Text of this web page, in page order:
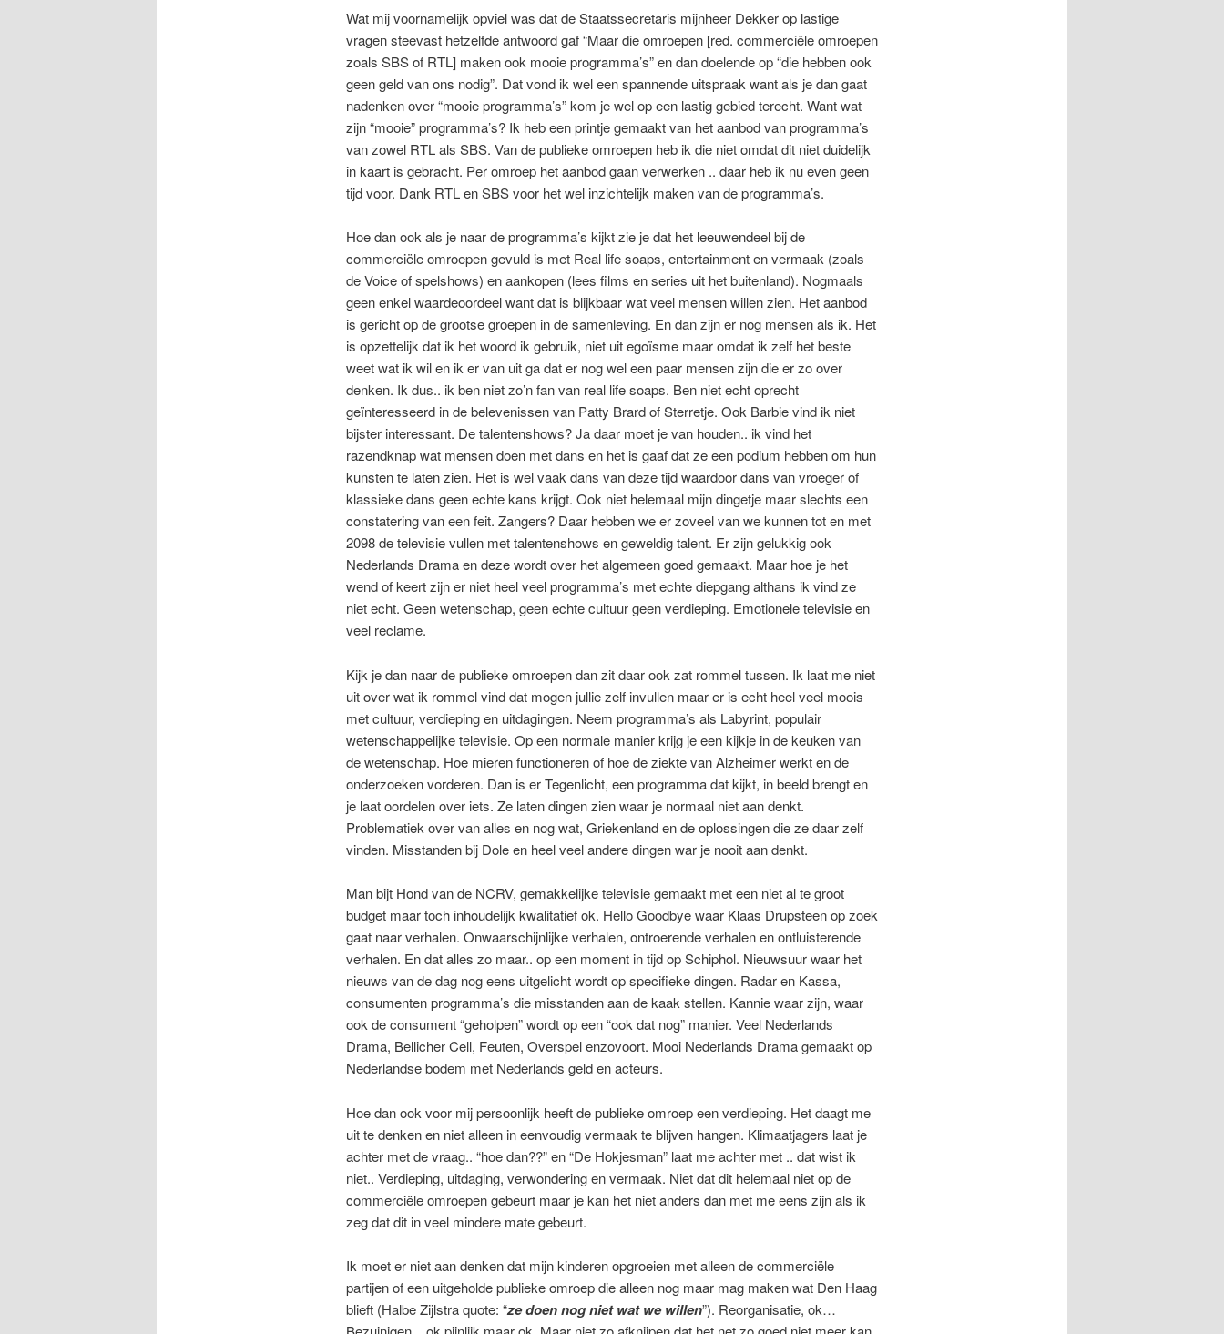
Wat mij voornamelijk opviel was dat de Staatssecretaris mijnheer Dekker op lastige
vragen steevast hetzelfde antwoord gaf “Maar die omroepen [red. commerciële omroepen
zoals SBS of RTL] maken ook mooie programma’s” en dan doelende op “die hebben ook
geen geld van ons nodig”. Dat vond ik wel een spannende uitspraak want als je dan gaat
nadenken over “mooie programma’s” kom je wel op een lastig gebied terecht. Want wat
zijn “mooie” programma’s? Ik heb een printje gemaakt van het aanbod van programma’s
van zowel RTL als SBS. Van de publieke omroepen heb ik die niet omdat dit niet duidelijk
in kaart is gebracht. Per omroep het aanbod gaan verwerken .. daar heb ik nu even geen
tijd voor. Dank RTL en SBS voor het wel inzichtelijk maken van de programma’s.
Hoe dan ook als je naar de programma’s kijkt zie je dat het leeuwendeel bij de
commerciële omroepen gevuld is met Real life soaps, entertainment en vermaak (zoals
de Voice of spelshows) en aankopen (lees films en series uit het buitenland). Nogmaals
geen enkel waardeoordeel want dat is blijkbaar wat veel mensen willen zien. Het aanbod
is gericht op de grootse groepen in de samenleving. En dan zijn er nog mensen als ik. Het
is opzettelijk dat ik het woord ik gebruik, niet uit egoïsme maar omdat ik zelf het beste
weet wat ik wil en ik er van uit ga dat er nog wel een paar mensen zijn die er zo over
denken. Ik dus.. ik ben niet zo’n fan van real life soaps. Ben niet echt oprecht
geïnteresseerd in de belevenissen van Patty Brard of Sterretje. Ook Barbie vind ik niet
bijster interessant. De talentenshows? Ja daar moet je van houden.. ik vind het
razendknap wat mensen doen met dans en het is gaaf dat ze een podium hebben om hun
kunsten te laten zien. Het is wel vaak dans van deze tijd waardoor dans van vroeger of
klassieke dans geen echte kans krijgt. Ook niet helemaal mijn dingetje maar slechts een
constatering van een feit. Zangers? Daar hebben we er zoveel van we kunnen tot en met
2098 de televisie vullen met talentenshows en geweldig talent. Er zijn gelukkig ook
Nederlands Drama en deze wordt over het algemeen goed gemaakt. Maar hoe je het
wend of keert zijn er niet heel veel programma’s met echte diepgang althans ik vind ze
niet echt. Geen wetenschap, geen echte cultuur geen verdieping. Emotionele televisie en
veel reclame.
Kijk je dan naar de publieke omroepen dan zit daar ook zat rommel tussen. Ik laat me niet
uit over wat ik rommel vind dat mogen jullie zelf invullen maar er is echt heel veel moois
met cultuur, verdieping en uitdagingen. Neem programma’s als Labyrint, populair
wetenschappelijke televisie. Op een normale manier krijg je een kijkje in de keuken van
de wetenschap. Hoe mieren functioneren of hoe de ziekte van Alzheimer werkt en de
onderzoeken vorderen. Dan is er Tegenlicht, een programma dat kijkt, in beeld brengt en
je laat oordelen over iets. Ze laten dingen zien waar je normaal niet aan denkt.
Problematiek over van alles en nog wat, Griekenland en de oplossingen die ze daar zelf
vinden. Misstanden bij Dole en heel veel andere dingen war je nooit aan denkt.
Man bijt Hond van de NCRV, gemakkelijke televisie gemaakt met een niet al te groot
budget maar toch inhoudelijk kwalitatief ok. Hello Goodbye waar Klaas Drupsteen op zoek
gaat naar verhalen. Onwaarschijnlijke verhalen, ontroerende verhalen en ontluisterende
verhalen. En dat alles zo maar.. op een moment in tijd op Schiphol. Nieuwsuur waar het
nieuws van de dag nog eens uitgelicht wordt op specifieke dingen. Radar en Kassa,
consumenten programma’s die misstanden aan de kaak stellen. Kannie waar zijn, waar
ook de consument “geholpen” wordt op een “ook dat nog” manier. Veel Nederlands
Drama, Bellicher Cell, Feuten, Overspel enzovoort. Mooi Nederlands Drama gemaakt op
Nederlandse bodem met Nederlands geld en acteurs.
Hoe dan ook voor mij persoonlijk heeft de publieke omroep een verdieping. Het daagt me
uit te denken en niet alleen in eenvoudig vermaak te blijven hangen. Klimaatjagers laat je
achter met de vraag.. “hoe dan??” en “De Hokjesman” laat me achter met .. dat wist ik
niet.. Verdieping, uitdaging, verwondering en vermaak. Niet dat dit helemaal niet op de
commerciële omroepen gebeurt maar je kan het niet anders dan met me eens zijn als ik
zeg dat dit in veel mindere mate gebeurt.
Ik moet er niet aan denken dat mijn kinderen opgroeien met alleen de commerciële
partijen of een uitgeholde publieke omroep die alleen nog maar mag maken wat Den Haag
blieft (Halbe Zijlstra quote: “ze doen nog niet wat we willen”). Reorganisatie, ok…